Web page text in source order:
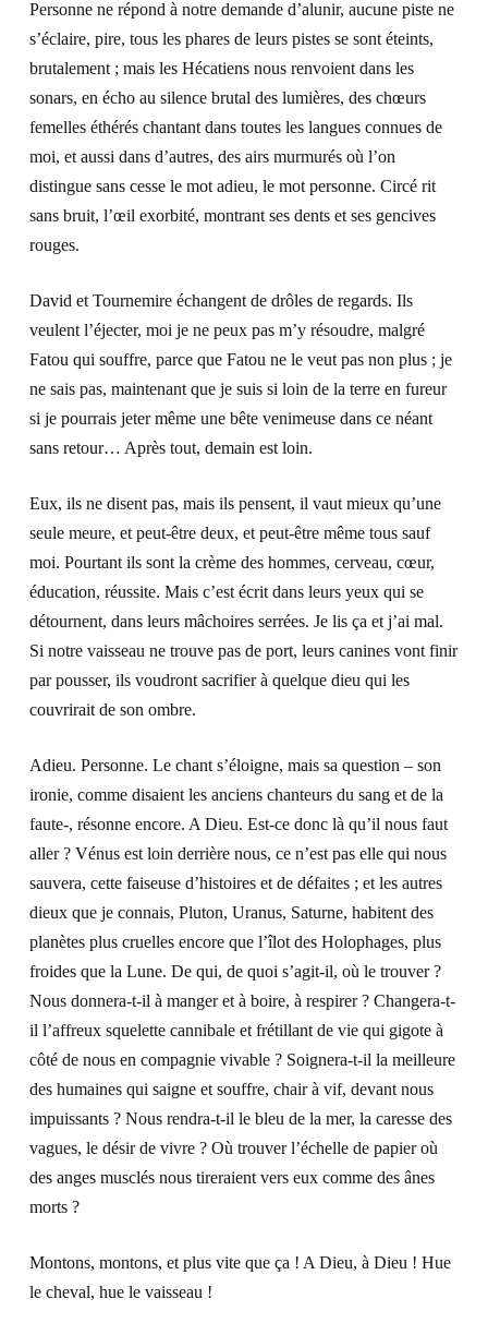
Personne ne répond à notre demande d’alunir, aucune piste ne
s’éclaire, pire, tous les phares de leurs pistes se sont éteints,
brutalement ; mais les Hécatiens nous renvoient dans les
sonars, en écho au silence brutal des lumières, des chœurs
femelles éthérés chantant dans toutes les langues connues de
moi, et aussi dans d’autres, des airs murmurés où l’on
distingue sans cesse le mot adieu, le mot personne. Circé rit
sans bruit, l’œil exorbité, montrant ses dents et ses gencives
rouges.
David et Tournemire échangent de drôles de regards. Ils
veulent l’éjecter, moi je ne peux pas m’y résoudre, malgré
Fatou qui souffre, parce que Fatou ne le veut pas non plus ; je
ne sais pas, maintenant que je suis si loin de la terre en fureur
si je pourrais jeter même une bête venimeuse dans ce néant
sans retour… Après tout, demain est loin.
Eux, ils ne disent pas, mais ils pensent, il vaut mieux qu’une
seule meure, et peut-être deux, et peut-être même tous sauf
moi. Pourtant ils sont la crème des hommes, cerveau, cœur,
éducation, réussite. Mais c’est écrit dans leurs yeux qui se
détournent, dans leurs mâchoires serrées. Je lis ça et j’ai mal.
Si notre vaisseau ne trouve pas de port, leurs canines vont finir
par pousser, ils voudront sacrifier à quelque dieu qui les
couvrirait de son ombre.
Adieu. Personne. Le chant s’éloigne, mais sa question – son
ironie, comme disaient les anciens chanteurs du sang et de la
faute-, résonne encore. A Dieu. Est-ce donc là qu’il nous faut
aller ? Vénus est loin derrière nous, ce n’est pas elle qui nous
sauvera, cette faiseuse d’histoires et de défaites ; et les autres
dieux que je connais, Pluton, Uranus, Saturne, habitent des
planètes plus cruelles encore que l’îlot des Holophages, plus
froides que la Lune. De qui, de quoi s’agit-il, où le trouver ?
Nous donnera-t-il à manger et à boire, à respirer ? Changera-t-
il l’affreux squelette cannibale et frétillant de vie qui gigote à
côté de nous en compagnie vivable ? Soignera-t-il la meilleure
des humaines qui saigne et souffre, chair à vif, devant nous
impuissants ? Nous rendra-t-il le bleu de la mer, la caresse des
vagues, le désir de vivre ? Où trouver l’échelle de papier où
des anges musclés nous tireraient vers eux comme des ânes
morts ?
Montons, montons, et plus vite que ça ! A Dieu, à Dieu ! Hue
le cheval, hue le vaisseau !